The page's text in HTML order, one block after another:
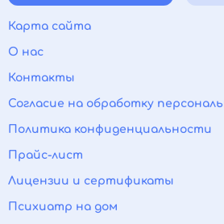
Карта сайта
О нас
Контакты
Согласие на обработку
Политика конфиденциальности
Прайс-лист
Лицензии и сертификаты
Психиатр на дом